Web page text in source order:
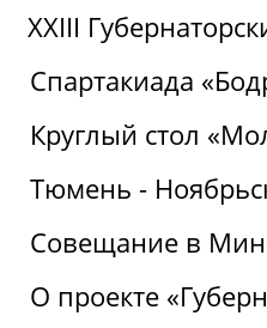
XXIII
Спартакиада
Круглый стол
Тюмень -
Совещание в
О проекте